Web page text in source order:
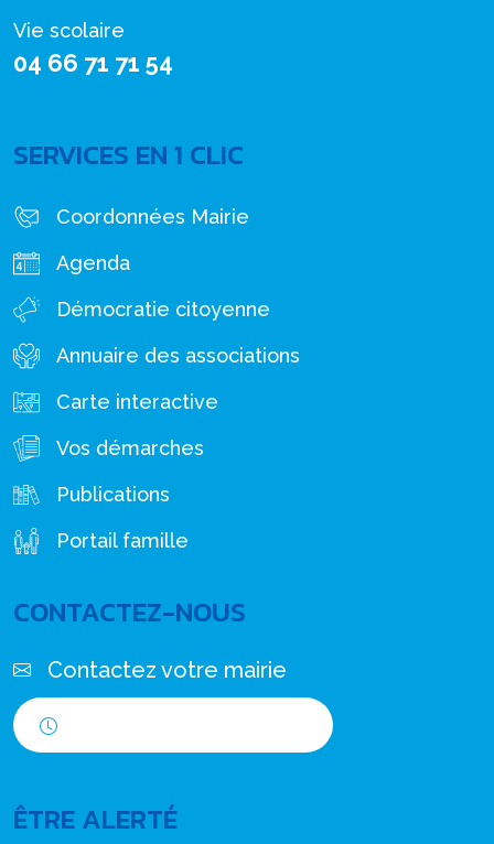
Vie scolaire
04 66 71 71 54
SERVICES EN 1 CLIC
Coordonnées Mairie
Agenda
Démocratie citoyenne
Annuaire des associations
Carte interactive
Vos démarches
Publications
Portail famille
CONTACTEZ-NOUS
Contactez votre mairie
ÊTRE ALERTÉ